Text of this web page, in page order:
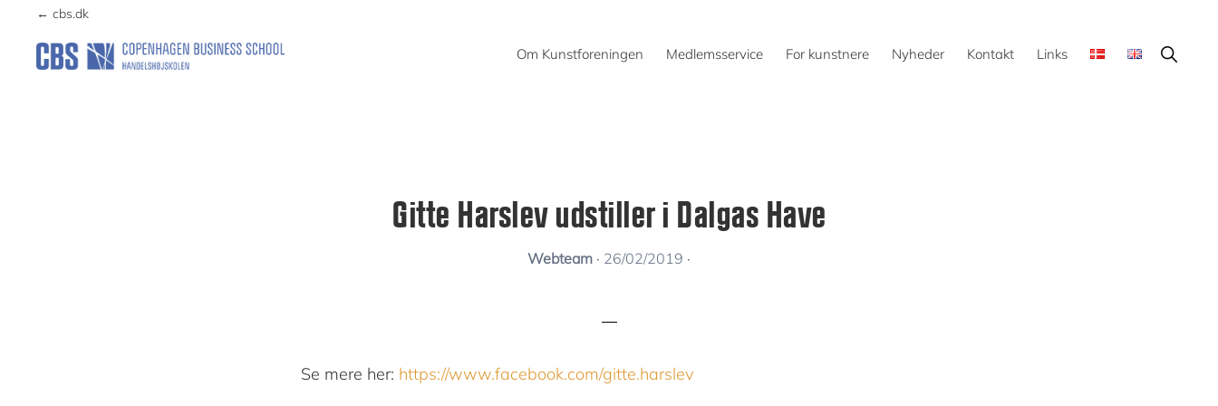
primary
main
← cbs.dk
Om Kunstforeningen Medlemsservice For kunstnere Nyheder Kontakt Links Show
Search
Gitte Harslev udstiller i Dalgas Have
Webteam · 26/02/2019 ·
Se mere her: https://www.facebook.com/gitte.harslev